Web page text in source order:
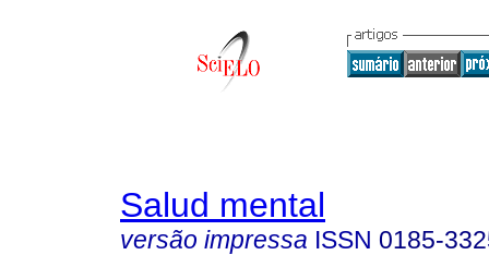
Salud mental
versão impressa ISSN 0185-